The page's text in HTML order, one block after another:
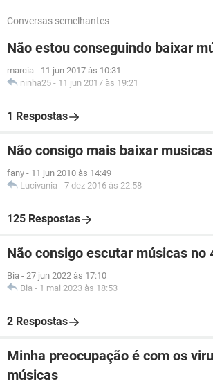
Conversas semelhantes
Não estou conseguindo baixar
marcia - 11 jun 2017 às 10:31
ninha25 - 11 jun 2017 às 19:21
1 Respostas
Não consigo mais baixar
fany - 11 jun 2010 às 14:49
Lucivania - 7 dez 2016 às 22:58
125 Respostas
Não consigo escutar músicas no
Bia - 27 jun 2022 às 17:10
Bia - 1 mai 2023 às 18:53
2 Respostas
Minha preocupação é com os
músicas